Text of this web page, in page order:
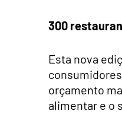
300
Esta nova
orçamento
alimentar e o